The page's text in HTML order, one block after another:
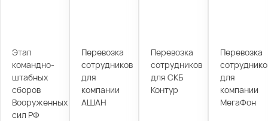
Этап
командно-
штабных
сборов
Вооруженных
сил РФ
Перевозка
сотрудников
для
компании
АШАН
Перевозка
сотрудников
для СКБ
Контур
Перевозка
для
компании
МегаФон